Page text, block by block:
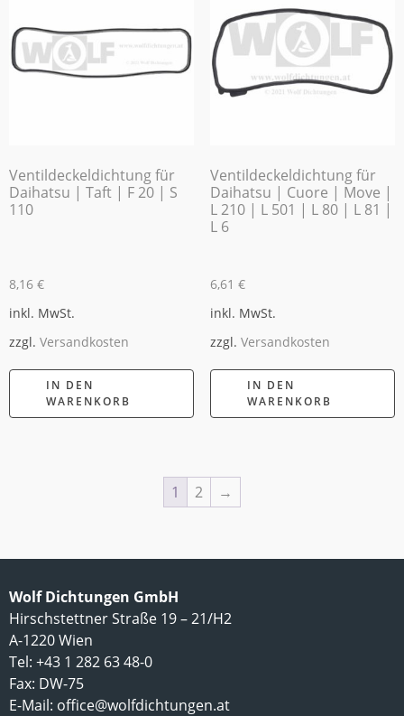
Ventildeckeldichtung für
Daihatsu | Taft | F 20 | S
110
8,16 €
inkl. MwSt.
zzgl. Versandkosten
IN DEN
WARENKORB
Ventildeckeldichtung für
Daihatsu | Cuore | Move |
L 210 | L 501 | L 80 | L 81 |
L 6
6,61 €
inkl. MwSt.
zzgl. Versandkosten
IN DEN
WARENKORB
1 2 →
Wolf Dichtungen GmbH
Hirschstettner Straße 19 – 21/H2
A-1220 Wien
Tel: +43 1 282 63 48-0
Fax: DW-75
E-Mail: office@wolfdichtungen.at